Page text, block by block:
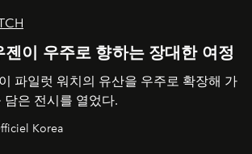
젠이 우주로 향하는 장대한 여정
파일럿 워치의 유산을 우주로 확장해 가
담은 전시를 열었다.
Korea